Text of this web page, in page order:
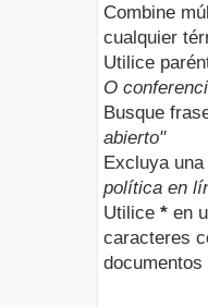
Combine
cualquier
Utilice
O
Busque
abierto"
Excluya
política en
Utilice * en
caracteres